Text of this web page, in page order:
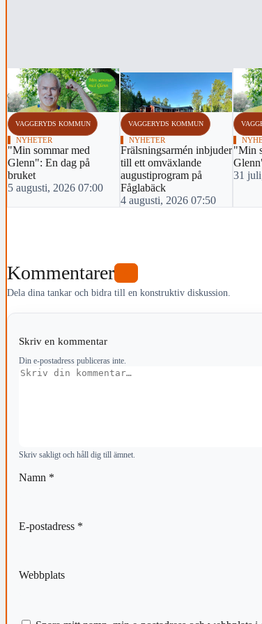
‹
VAGGERYDS KOMMUN
NYHETER
"Min sommar med
Glenn": En dag på
bruket
5 augusti, 2026 07:00
VAGGERYDS KOMMUN
NYHETER
Frälsningsarmén inbjuder
till ett omväxlande
augustiprogram på
Fåglabäck
4 augusti, 2026 07:50
"Min
31
Kommentarer
Dela dina tankar och bidra till en konstruktiv diskussion.
Skriv en kommentar
Din e-postadress publiceras inte.
Kommentar
Skriv sakligt och håll dig till ämnet.
Namn *
E-postadress *
Webbplats